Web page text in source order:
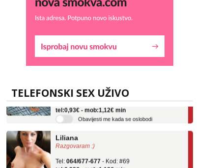
TELEFONSKI SEX UŽIVO
Tel:064/677-677- Kod: #136
Obavijesti me kada se oslobodi
Razgovaram :)
tel:0,93€ - mob:1,12€ min